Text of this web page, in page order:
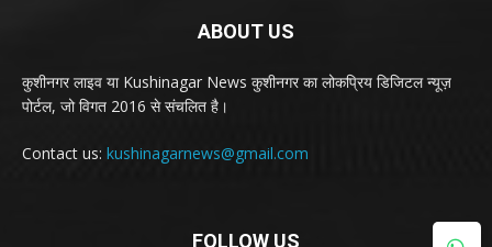
ABOUT US
कुशीनगर लाइव या Kushinagar News कुशीनगर का लोकप्रिय डिजिटल न्यूज़
पोर्टल, जो विगत 2016 से संचलित है।
Contact us: kushinagarnews@gmail.com
FOLLOW US